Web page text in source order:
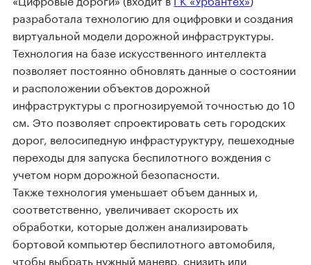
разработала технологию для оцифровки и создания
виртуальной модели дорожной инфраструктуры.
Технология на базе искусственного интеллекта
позволяет постоянно обновлять данные о состоянии
и расположении объектов дорожной
инфраструктуры с прогнозируемой точностью до 10
см. Это позволяет спроектировать сеть городских
дорог, велосипедную инфрастуруктуру, пешеходные
переходы для запуска беспилотного вождения с
учетом норм дорожной безопасности.
Также технология уменьшает объем данных и,
соответственно, увеличивает скорость их
обработки, которые должен анализировать
бортовой компьютер беспилотного автомобиля,
чтобы выбрать нужный маневр, снизить или